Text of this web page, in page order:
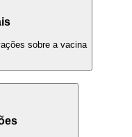
sobre a vacina